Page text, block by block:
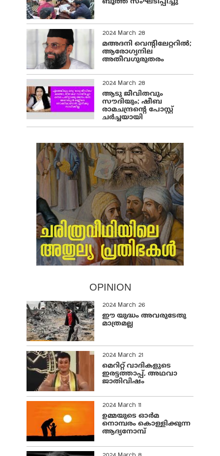
2024 March 28
മഅദനി വെന്റിലേറ്ററിൽ;
ആരോഗ്യനില
അതീവഗുരുതരം
2024 March 28
ആടു ജീവിതവും
സൗദിയും; ഷീബ
രാമചന്ദ്രന്റെ പോസ്റ്റ്
ചര്‍ച്ചയായി
OPINION
2024 March 26
ഈ യുദ്ധം അവരുടേതു
മാത്രമല്ല
2024 March 21
മെറിറ്റ് വാദികളുടെ
ഇരട്ടത്താപ്പ്, അഥവാ
ജാതിവിഷം
2024 March 11
ഉമ്മയുടെ ഓർമ
നൊമ്പരം കൊള്ളിക്കുന്ന
ആദ്യനോമ്പ്